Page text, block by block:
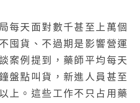
每天面對數千甚至上萬個
囤貨、不過期是影響營運
案例提到，藥師平均每天
盤點叫貨，新進人員甚至
上。這些工作不只占用藥